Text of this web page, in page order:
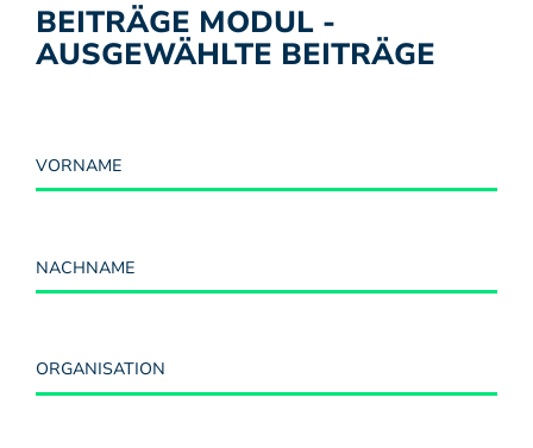
BEITRÄGE MODUL -
AUSGEWÄHLTE BEITRÄGE